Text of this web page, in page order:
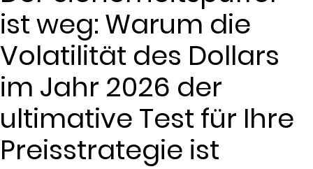
ist weg: Warum die
Volatilität des Dollars
im Jahr 2026 der
ultimative Test für Ihre
Preisstrategie ist